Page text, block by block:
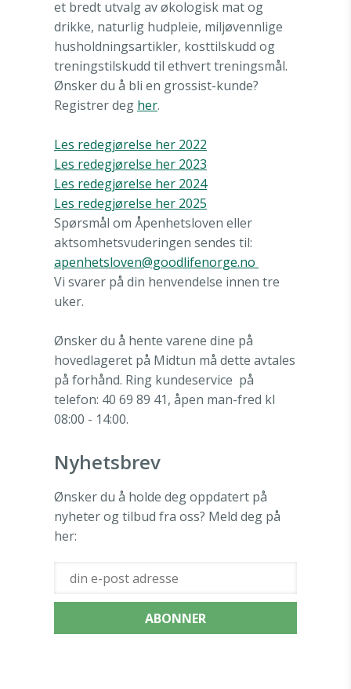
et bredt utvalg av økologisk mat og
drikke, naturlig hudpleie, miljøvennlige
husholdningsartikler, kosttilskudd og
treningstilskudd til ethvert treningsmål.
Ønsker du å bli en grossist-kunde?
Registrer deg her.
Les redegjørelse her 2022
Les redegjørelse her 2023
Les redegjørelse her 2024
Les redegjørelse her 2025
Spørsmål om Åpenhetsloven eller
aktsomhetsvuderingen sendes til:
apenhetsloven@goodlifenorge.no
Vi svarer på din henvendelse innen tre
uker.
Ønsker du å hente varene dine på
hovedlageret på Midtun må dette avtales
på forhånd. Ring kundeservice på
telefon: 40 69 89 41, åpen man-fred kl
08:00 - 14:00.
Nyhetsbrev
Ønsker du å holde deg oppdatert på
nyheter og tilbud fra oss? Meld deg på
her: